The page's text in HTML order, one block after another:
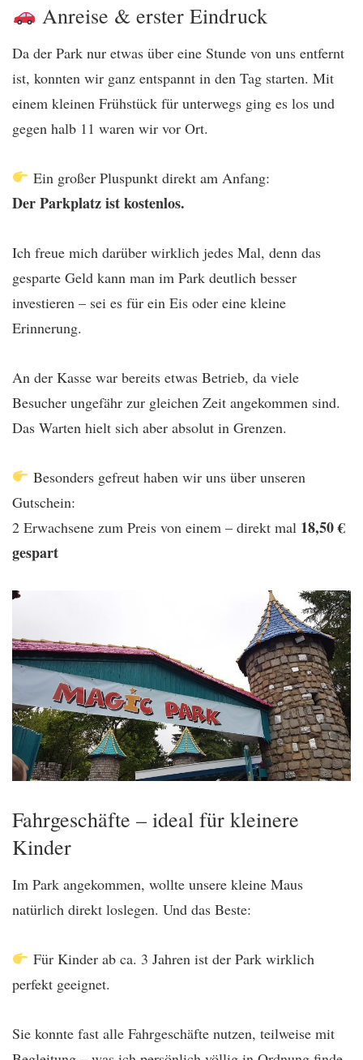
Anreise & erster Eindruck
Da der Park nur etwas über eine Stunde von uns entfernt
ist, konnten wir ganz entspannt in den Tag starten. Mit
einem kleinen Frühstück für unterwegs ging es los und
gegen halb 11 waren wir vor Ort.
Ein großer Pluspunkt direkt am Anfang:
Der Parkplatz ist kostenlos.
Ich freue mich darüber wirklich jedes Mal, denn das
gesparte Geld kann man im Park deutlich besser
investieren – sei es für ein Eis oder eine kleine
Erinnerung.
An der Kasse war bereits etwas Betrieb, da viele
Besucher ungefähr zur gleichen Zeit angekommen sind.
Das Warten hielt sich aber absolut in Grenzen.
Besonders gefreut haben wir uns über unseren
Gutschein:
2 Erwachsene zum Preis von einem – direkt mal 18,50 €
gespart
Fahrgeschäfte – ideal für kleinere
Kinder
Im Park angekommen, wollte unsere kleine Maus
natürlich direkt loslegen. Und das Beste:
Für Kinder ab ca. 3 Jahren ist der Park wirklich
perfekt geeignet.
Sie konnte fast alle Fahrgeschäfte nutzen, teilweise mit